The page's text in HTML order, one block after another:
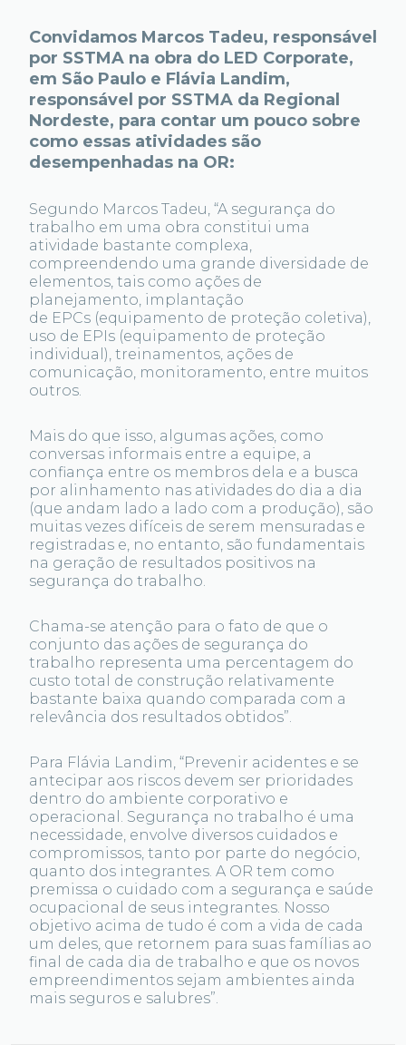
Convidamos Marcos Tadeu, responsável
por SSTMA na obra do LED Corporate,
em São Paulo e Flávia Landim,
responsável por SSTMA da Regional
Nordeste, para contar um pouco sobre
como essas atividades são
desempenhadas na OR:
Segundo Marcos Tadeu, “A segurança do
trabalho em uma obra constitui uma
atividade bastante complexa,
compreendendo uma grande diversidade de
elementos, tais como ações de
planejamento, implantação
de EPCs (equipamento de proteção coletiva),
uso de EPIs (equipamento de proteção
individual), treinamentos, ações de
comunicação, monitoramento, entre muitos
outros.
Mais do que isso, algumas ações, como
conversas informais entre a equipe, a
confiança entre os membros dela e a busca
por alinhamento nas atividades do dia a dia
(que andam lado a lado com a produção), são
muitas vezes difíceis de serem mensuradas e
registradas e, no entanto, são fundamentais
na geração de resultados positivos na
segurança do trabalho.
Chama-se atenção para o fato de que o
conjunto das ações de segurança do
trabalho representa uma percentagem do
custo total de construção relativamente
bastante baixa quando comparada com a
relevância dos resultados obtidos”.
Para Flávia Landim, “Prevenir acidentes e se
antecipar aos riscos devem ser prioridades
dentro do ambiente corporativo e
operacional. Segurança no trabalho é uma
necessidade, envolve diversos cuidados e
compromissos, tanto por parte do negócio,
quanto dos integrantes. A OR tem como
premissa o cuidado com a segurança e saúde
ocupacional de seus integrantes. Nosso
objetivo acima de tudo é com a vida de cada
um deles, que retornem para suas famílias ao
final de cada dia de trabalho e que os novos
empreendimentos sejam ambientes ainda
mais seguros e salubres”.